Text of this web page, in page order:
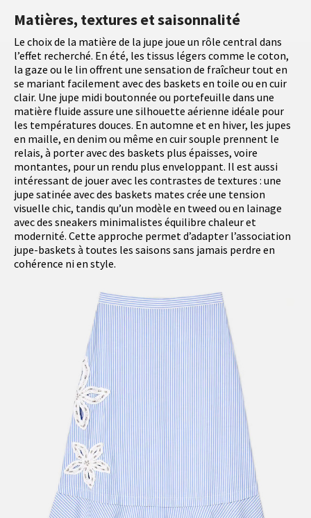
Matières, textures et saisonnalité
Le choix de la matière de la jupe joue un rôle central dans
l’effet recherché. En été, les tissus légers comme le coton,
la gaze ou le lin offrent une sensation de fraîcheur tout en
se mariant facilement avec des baskets en toile ou en cuir
clair. Une jupe midi boutonnée ou portefeuille dans une
matière fluide assure une silhouette aérienne idéale pour
les températures douces. En automne et en hiver, les jupes
en maille, en denim ou même en cuir souple prennent le
relais, à porter avec des baskets plus épaisses, voire
montantes, pour un rendu plus enveloppant. Il est aussi
intéressant de jouer avec les contrastes de textures : une
jupe satinée avec des baskets mates crée une tension
visuelle chic, tandis qu’un modèle en tweed ou en lainage
avec des sneakers minimalistes équilibre chaleur et
modernité. Cette approche permet d’adapter l’association
jupe-baskets à toutes les saisons sans jamais perdre en
cohérence ni en style.